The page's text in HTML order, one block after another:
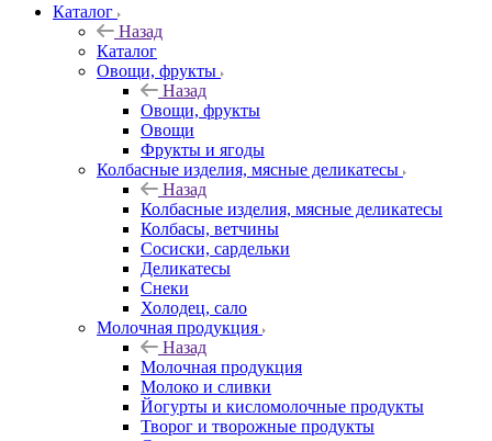
Каталог
Назад
Каталог
Овощи, фрукты
Назад
Овощи, фрукты
Овощи
Фрукты и ягоды
Колбасные изделия, мясные деликатесы
Назад
Колбасные изделия, мясные деликатесы
Колбасы, ветчины
Сосиски, сардельки
Деликатесы
Снеки
Холодец, сало
Молочная продукция
Назад
Молочная продукция
Молоко и сливки
Йогурты и кисломолочные продукты
Творог и творожные продукты